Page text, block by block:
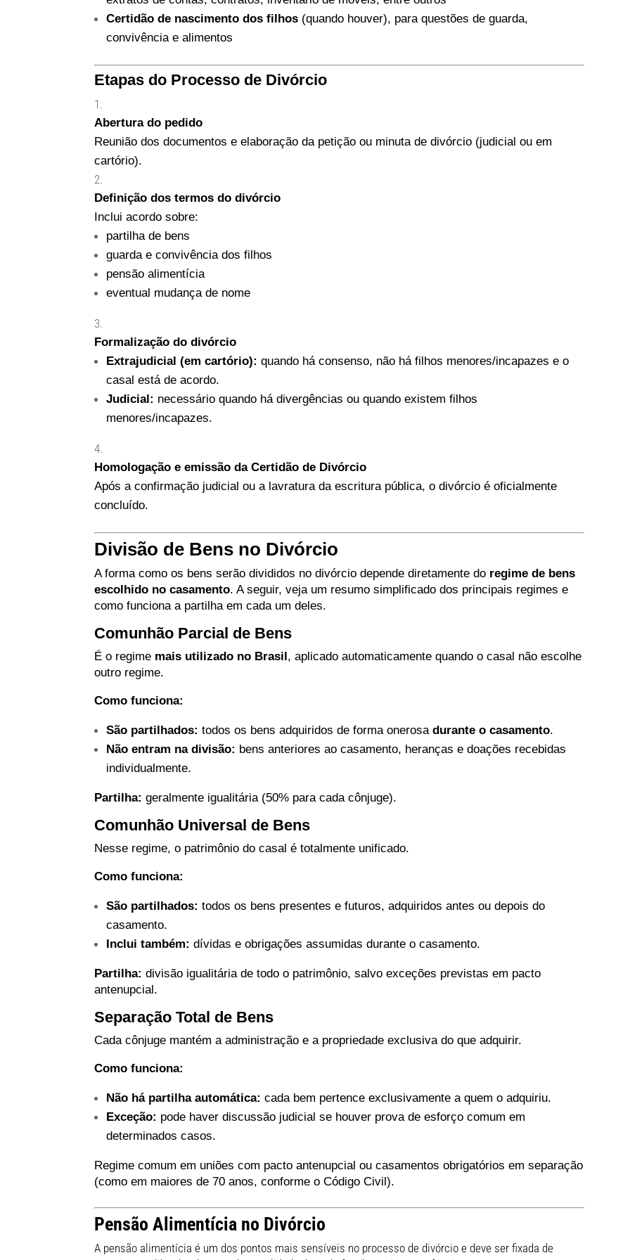
Certidão de nascimento dos filhos (quando houver), para questões de guarda,
convivência e alimentos
Etapas do Processo de Divórcio
Abertura do pedido
Reunião dos documentos e elaboração da petição ou minuta de divórcio (judicial ou em
cartório).
Definição dos termos do divórcio
Inclui acordo sobre:
partilha de bens
guarda e convivência dos filhos
pensão alimentícia
eventual mudança de nome
Formalização do divórcio
Extrajudicial (em cartório): quando há consenso, não há filhos menores/incapazes e o
casal está de acordo.
Judicial: necessário quando há divergências ou quando existem filhos
menores/incapazes.
Homologação e emissão da Certidão de Divórcio
Após a confirmação judicial ou a lavratura da escritura pública, o divórcio é oficialmente
concluído.
Divisão de Bens no Divórcio
A forma como os bens serão divididos no divórcio depende diretamente do regime de bens
escolhido no casamento. A seguir, veja um resumo simplificado dos principais regimes e
como funciona a partilha em cada um deles.
Comunhão Parcial de Bens
É o regime mais utilizado no Brasil, aplicado automaticamente quando o casal não escolhe
outro regime.
Como funciona:
São partilhados: todos os bens adquiridos de forma onerosadurante o casamento.
Não entram na divisão: bens anteriores ao casamento, heranças e doações recebidas
individualmente.
Partilha: geralmente igualitária (50% para cada cônjuge).
Comunhão Universal de Bens
Nesse regime, o patrimônio do casal é totalmente unificado.
Como funciona:
São partilhados: todos os bens presentes e futuros, adquiridos antes ou depois do
casamento.
Inclui também: dívidas e obrigações assumidas durante o casamento.
Partilha: divisão igualitária de todo o patrimônio, salvo exceções previstas em pacto
antenupcial.
Separação Total de Bens
Cada cônjuge mantém a administração e a propriedade exclusiva do que adquirir.
Como funciona:
Não há partilha automática: cada bem pertence exclusivamente a quem o adquiriu.
Exceção: pode haver discussão judicial se houver prova de esforço comum em
determinados casos.
Regime comum em uniões com pacto antenupcial ou casamentos obrigatórios em separação
(como em maiores de 70 anos, conforme o Código Civil).
Pensão Alimentícia no Divórcio
A pensão alimentícia é um dos pontos mais sensíveis no processo de divórcio e deve ser fixada de